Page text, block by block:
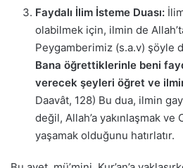
Faydalı İlim İsteme Duası:
olabilmek için, ilmin de
Peygamberimiz (s.a.v) şöyle
Bana öğrettiklerinle beni
verecek şeyleri öğret ve
Daavât, 128) Bu dua, ilmin
değil, Allah’a yakınlaşmak ve
yaşamak olduğunu hatırlatır.